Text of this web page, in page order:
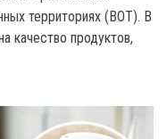
территориях (ВОТ). В
качество продуктов,